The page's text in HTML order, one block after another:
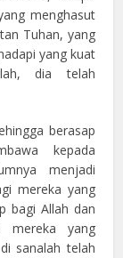
menghasut
Tuhan, yang
yang kuat
dia telah
berasap
kepada
menjadi
mereka yang
bagi Allah dan
mereka yang
sanalah telah